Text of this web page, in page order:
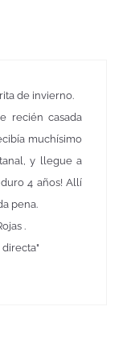
de invierno.
recién casada
muchísimo
y llegue a
4 años! Allí
pena.
.
directa"